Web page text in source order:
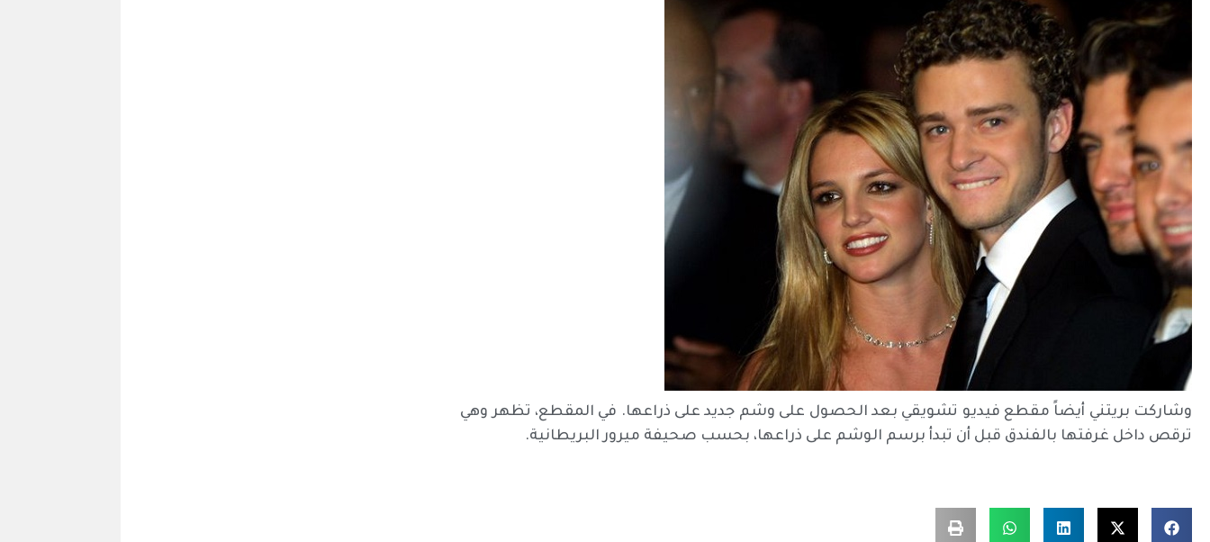
وشاركت بريتني أيضاً مقطع فيديو تشويقي بعد الحصول على وشم جديد على ذراعها. في المقطع، تظهر وهي
ترقص داخل غرفتها بالفندق قبل أن تبدأ برسم الوشم على ذراعها، بحسب صحيفة ميرور البريطانية.